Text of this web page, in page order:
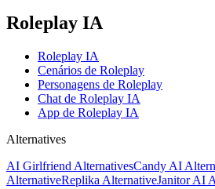
Roleplay IA
Roleplay IA
Cenários de Roleplay
Personagens de Roleplay
Chat de Roleplay IA
App de Roleplay IA
Alternatives
AI Girlfriend AlternativesCandy AI
AlternativeReplika AlternativeJanitor AI